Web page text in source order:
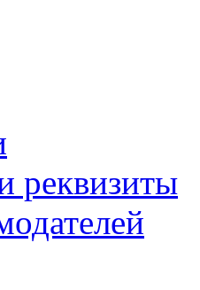
реквизиты